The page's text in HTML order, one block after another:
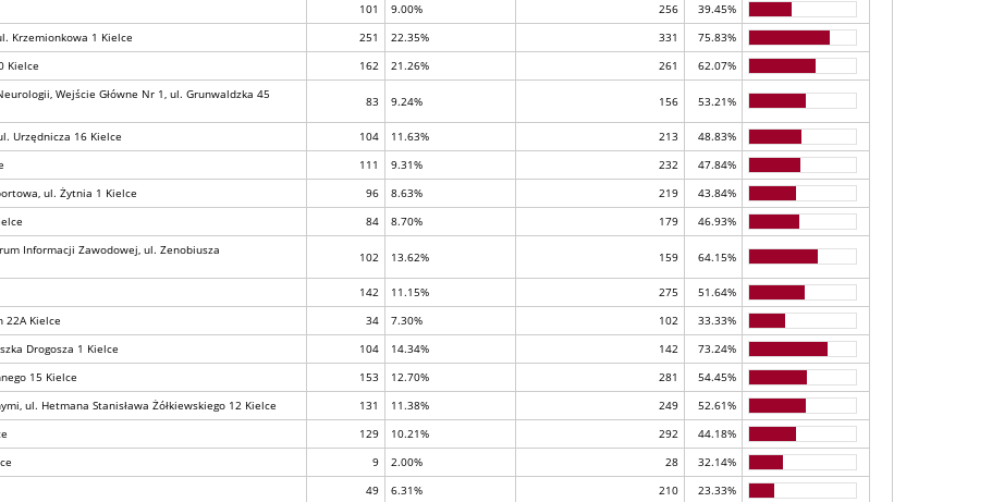
101 9.00% 256
39.45%
Krzemionkowa 1 Kielce 251 22.35% 331
75.83%
Kielce 162 21.26% 261 62.07%
Wejście Główne Nr 1, ul. Grunwaldzka 45
83 9.24% 156 53.21%
Urzędnicza 16 Kielce 104 11.63% 213
48.83%
111 9.31% 232
47.84%
ul. Żytnia 1 Kielce 96 8.63% 219
43.84%
84 8.70% 179 46.93%
Informacji Zawodowej, ul. Zenobiusza
102 13.62% 159 64.15%
142 11.15% 275
51.64%
22A Kielce 34 7.30% 102
33.33%
Drogosza 1 Kielce 104 14.34% 142
73.24%
15 Kielce 153 12.70% 281
54.45%
ul. Hetmana Stanisława Żółkiewskiego 12 Kielce 131 11.38% 249
52.61%
129 10.21% 292
44.18%
9 2.00% 28
32.14%
49 6.31% 210
23.33%